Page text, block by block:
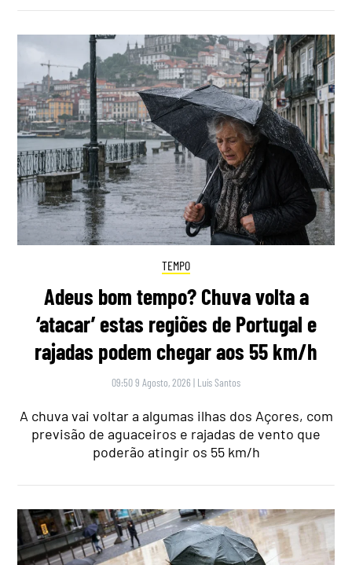
TEMPO
Adeus bom tempo? Chuva volta a
‘atacar’ estas regiões de Portugal e
rajadas podem chegar aos 55 km/h
09:50 9 Agosto, 2026 | Luís Santos
A chuva vai voltar a algumas ilhas dos Açores, com
previsão de aguaceiros e rajadas de vento que
poderão atingir os 55 km/h